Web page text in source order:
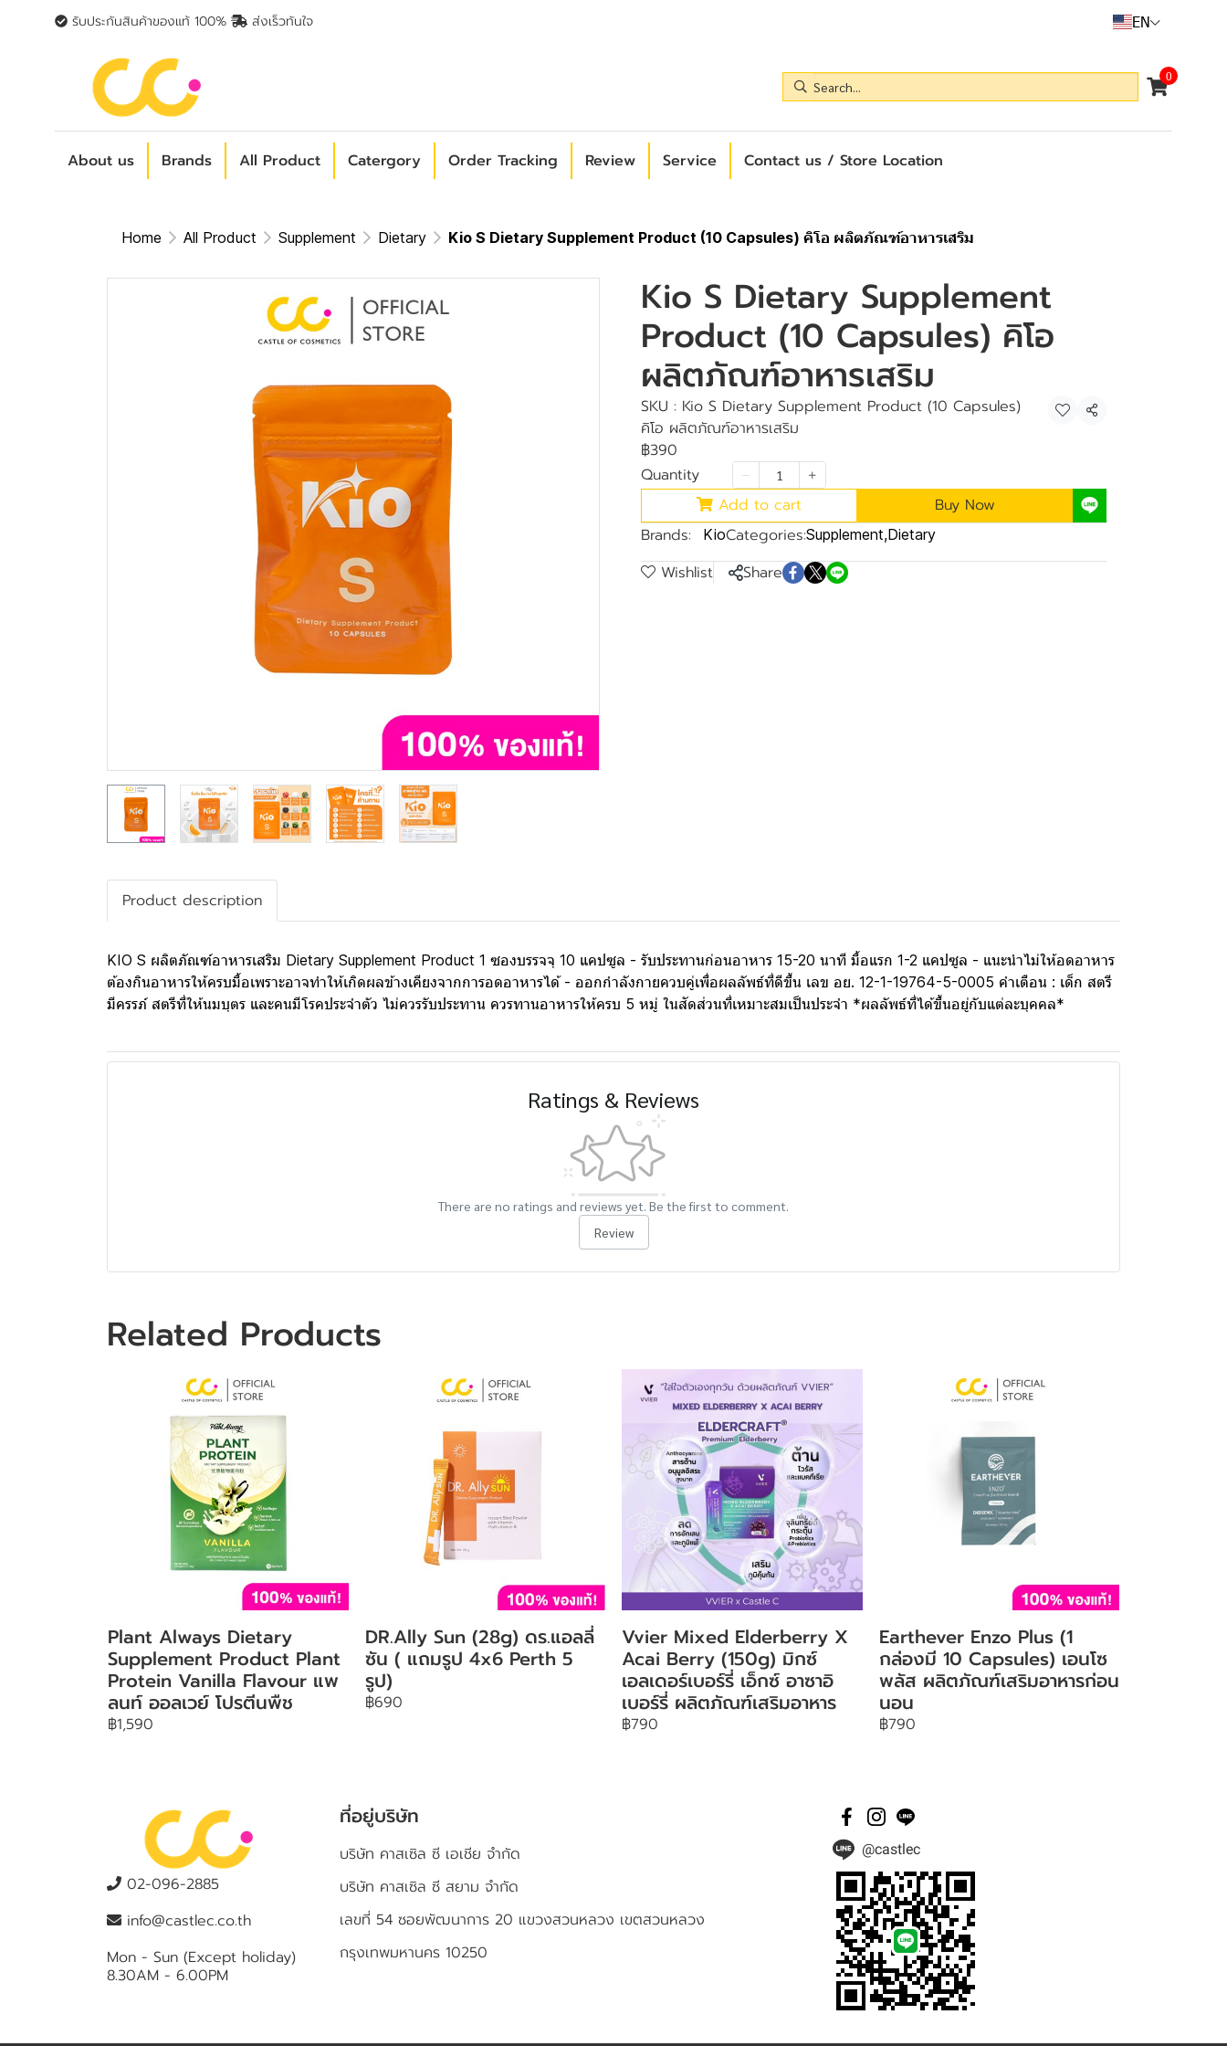
รับประกันสินค้าของแท้ 100% ส่งเร็วทันใจ EN
0
About us Brands All Product Catergory Order Tracking Review Service Contact us / Store Location
Home All Product Supplement Dietary Kio S Dietary Supplement Product (10 Capsules) คิโอ ผลิตภัณฑ์อาหารเสริม
Kio S Dietary Supplement
Product (10 Capsules) คิโอ
ผลิตภัณฑ์อาหารเสริม
SKU : Kio S Dietary Supplement Product (10 Capsules)
คิโอ ผลิตภัณฑ์อาหารเสริม
Share
฿390
Quantity
Add to cart
Buy Now
Brands:
KioCategories:Supplement,Dietary
Wishlist Share
Product description
KIO S ผลิตภัณฑ์อาหารเสริม Dietary Supplement Product 1 ซองบรรจจุ 10 แคปซูล - รับประทานก่อนอาหาร 15-20 นาที มื้อแรก 1-2 แคปซูล - แนะนำไม่ให้อดอาหาร
ต้องกินอาหารให้ครบมื้อเพราะอาจทำให้เกิดผลข้างเคียงจากการอดอาหารได้ - ออกกำลังกายควบคู่เพื่อผลลัพธ์ที่ดีขึ้น เลข อย. 12-1-19764-5-0005 คำเตือน : เด็ก สตรี
มีครรภ์ สตรีที่ให้นมบุตร และคนมีโรคประจำตัว ไม่ควรรับประทาน ควรทานอาหารให้ครบ 5 หมู่ ในสัดส่วนที่เหมาะสมเป็นประจำ *ผลลัพธ์ที่ได้ขึ้นอยู่กับแต่ละบุคคล*
Ratings & Reviews
There are no ratings and reviews yet. Be the first to comment.
Review
Related Products
Plant Always Dietary
Supplement Product Plant
Protein Vanilla Flavour แพ
ลนท์ ออลเวย์ โปรตีนพืช
฿1,590
DR.Ally Sun (28g) ดร.แอลลี่
ซัน ( แถมรูป 4x6 Perth 5
รูป)
฿690
Vvier Mixed Elderberry X
Acai Berry (150g) มิกซ์
เอลเดอร์เบอร์รี่ เอ็กซ์ อาซาอิ
เบอร์รี่ ผลิตภัณฑ์เสริมอาหาร
฿790
Earthever Enzo Plus (1
กล่องมี 10 Capsules) เอนโซ
พลัส ผลิตภัณฑ์เสริมอาหารก่อน
นอน
฿790
02-096-2885
info@castlec.co.th
Mon - Sun (Except holiday)
8.30AM - 6.00PM
ที่อยู่บริษัท
บริษัท คาสเซิล ซี เอเชีย จำกัด
บริษัท คาสเซิล ซี สยาม จำกัด
เลขที่ 54 ซอยพัฒนาการ 20 แขวงสวนหลวง เขตสวนหลวง
กรุงเทพมหานคร 10250
@castlec